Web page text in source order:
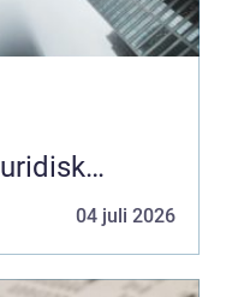
av04 juli 2026